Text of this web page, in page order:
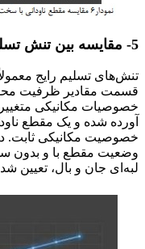
5- مقایسه بین تنش تسلیم و هندسه مقطع
قسمت مقادیر ظرفیت
آورده شده و یک مقطع
وضعیت مقطع با و بدون
لبه‌ای جان و بال، تعیین